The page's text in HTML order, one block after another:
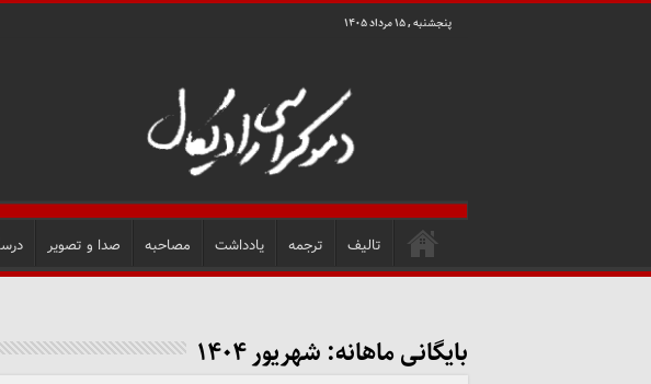
پنجشنبه , ۱۵ مرداد ۱۴۰۵
تالیف ترجمه یادداشت مصاحبه صدا و تصویر
بایگانی ماهانه: شهریور ۱۴۰۴